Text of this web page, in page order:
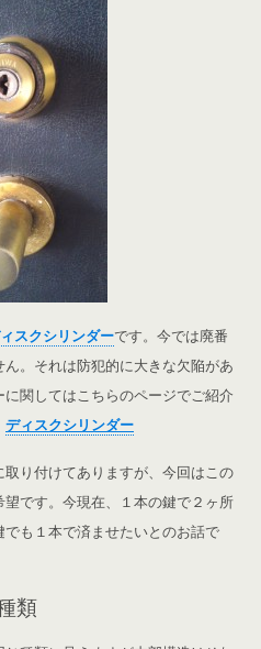
スクシリンダーです。今では廃番
。それは防犯的に大きな欠陥があ
関してはこちらのページでご紹介
ディスクシリンダー
り付けてありますが、今回はこの
です。今現在、１本の鍵で２ヶ所
も１本で済ませたいとのお話で
類